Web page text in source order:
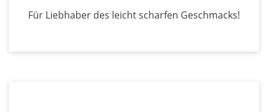
Für Liebhaber des leicht scharfen Geschmacks!